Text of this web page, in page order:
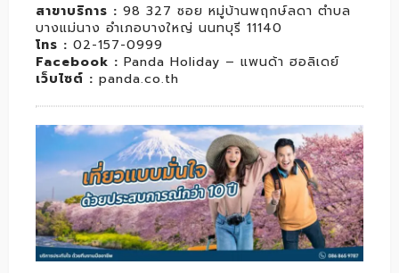
สาขาบริการ : 98 327 ซอย หมู่บ้านพฤกษ์ลดา ตำบล
บางแม่นาง อำเภอบางใหญ่ นนทบุรี 11140
โทร : 02-157-0999
Facebook : Panda Holiday – แพนด้า ฮอลิเดย์
เว็บไซต์ : panda.co.th